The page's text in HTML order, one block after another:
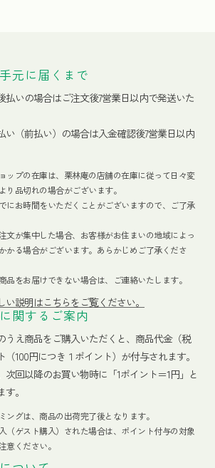
元に届くまで
払いの場合はご注文後7営業日以内で発送いた
い（前払い）の場合は入金確認後7営業日以内
ップの在庫は、栗林庵の店舗の在庫に従って日々変
り品切れの場合がございます。
にお時間をいただくことがございますので、ご了承
文が集中した場合、お客様がお住まいの地域によっ
かる場合がございます。あらかじめご了承くださ
品をお届けできない場合は、ご連絡いたします。
い説明はこちらをご覧ください。
関するご案内
うえ商品をご購入いただくと、商品代金（税
100円につき１ポイント）が付与されます。
次回以降のお買い物時に「1ポイント＝1円」と
。
ングは、商品の出荷完了後となります。
（ゲスト購入）された場合は、ポイント付与の対象
意ください。